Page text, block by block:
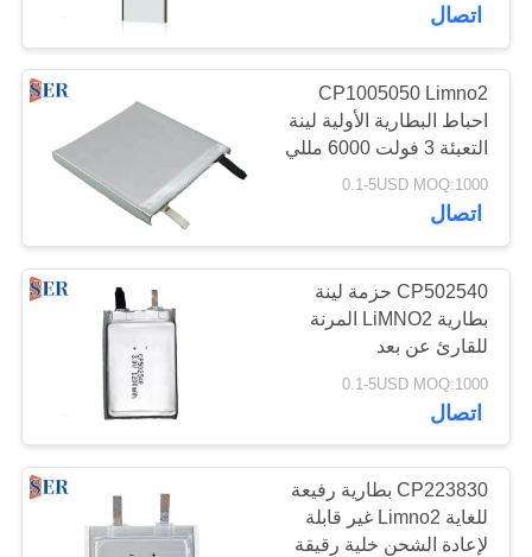
اتصال
CP1005050 Limno2
احباط البطارية الأولية لينة
التعبئة 3 فولت 6000 مللي
أمبير لنظام تحديد المواقع
المقتفي
0.1-5USD MOQ:1000
اتصال
CP502540 حزمة لينة
بطارية LiMNO2 المرنة
للقارئ عن بعد
0.1-5USD MOQ:1000
اتصال
CP223830 بطارية رفيعة
للغاية Limno2 غير قابلة
لإعادة الشحن خلية رقيقة